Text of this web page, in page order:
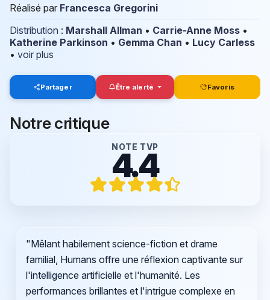
Réalisé par Francesca Gregorini
Distribution : Marshall Allman • Carrie-Anne Moss •
Katherine Parkinson • Gemma Chan • Lucy Carless
• voir plus
Partager Être alerté Favoris
Notre critique
NOTE TVP
4.4
"Mêlant habilement science-fiction et drame
familial, Humans offre une réflexion captivante sur
l'intelligence artificielle et l'humanité. Les
performances brillantes et l'intrigue complexe en